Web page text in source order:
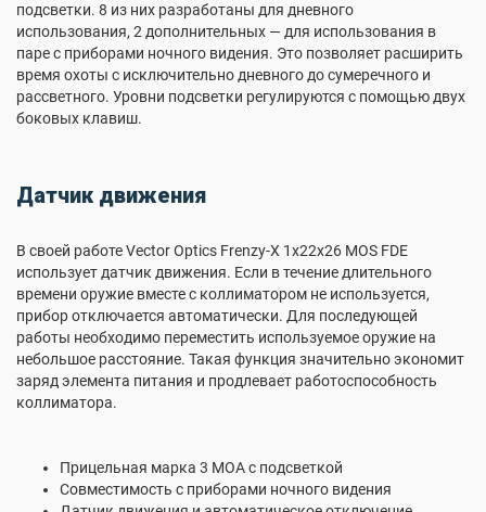
подсветки. 8 из них разработаны для дневного
использования, 2 дополнительных — для использования в
паре с приборами ночного видения. Это позволяет расширить
время охоты с исключительно дневного до сумеречного и
рассветного. Уровни подсветки регулируются с помощью двух
боковых клавиш.
Датчик движения
В своей работе Vector Optics Frenzy-X 1x22x26 MOS FDE
использует датчик движения. Если в течение длительного
времени оружие вместе с коллиматором не используется,
прибор отключается автоматически. Для последующей
работы необходимо переместить используемое оружие на
небольшое расстояние. Такая функция значительно экономит
заряд элемента питания и продлевает работоспособность
коллиматора.
Прицельная марка 3 MOA с подсветкой
Совместимость с приборами ночного видения